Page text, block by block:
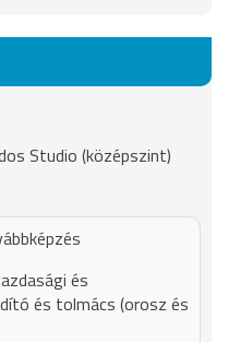
Studio (középszint)
és
és tolmács (orosz és